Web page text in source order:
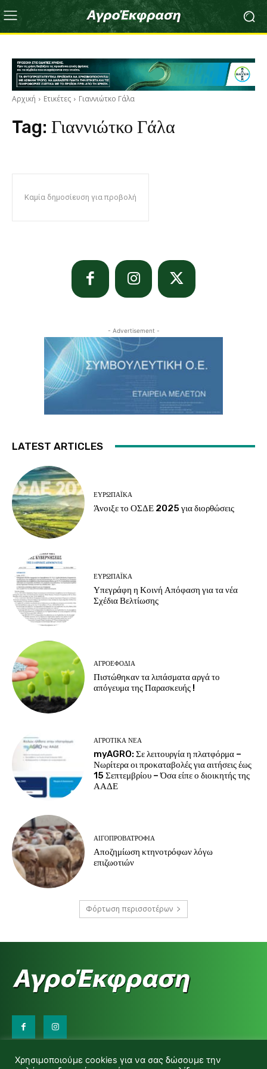
Αρχική Ετικέτες Γιαννιώτκο Γάλα
Tag: Γιαννιώτκο Γάλα
Καμία δημοσίευση για προβολή
- Advertisement -
LATEST ARTICLES
ΕΥΡΩΠΑΪΚΆ
Άνοιξε το ΟΣΔΕ 2025 για διορθώσεις
ΕΥΡΩΠΑΪΚΆ
Υπεγράφη η Κοινή Απόφαση για τα νέα
Σχέδια Βελτίωσης
ΑΓΡΟΕΦΌΔΙΑ
Πιστώθηκαν τα λιπάσματα αργά το
απόγευμα της Παρασκευής !
ΑΓΡΟΤΙΚΆ ΝΈΑ
myAGRO: Σε λειτουργία η πλατφόρμα –
Νωρίτερα οι προκαταβολές για αιτήσεις έως
15 Σεπτεμβρίου – Όσα είπε ο διοικητής της
ΑΑΔΕ
ΑΙΓΟΠΡΟΒΑΤΡΟΦΊΑ
Αποζημίωση κτηνοτρόφων λόγω
επιζωοτιών
Φόρτωση περισσοτέρων
d.makas@yahoo.gr
Χρησιμοποιούμε cookies για να σας δώσουμε την